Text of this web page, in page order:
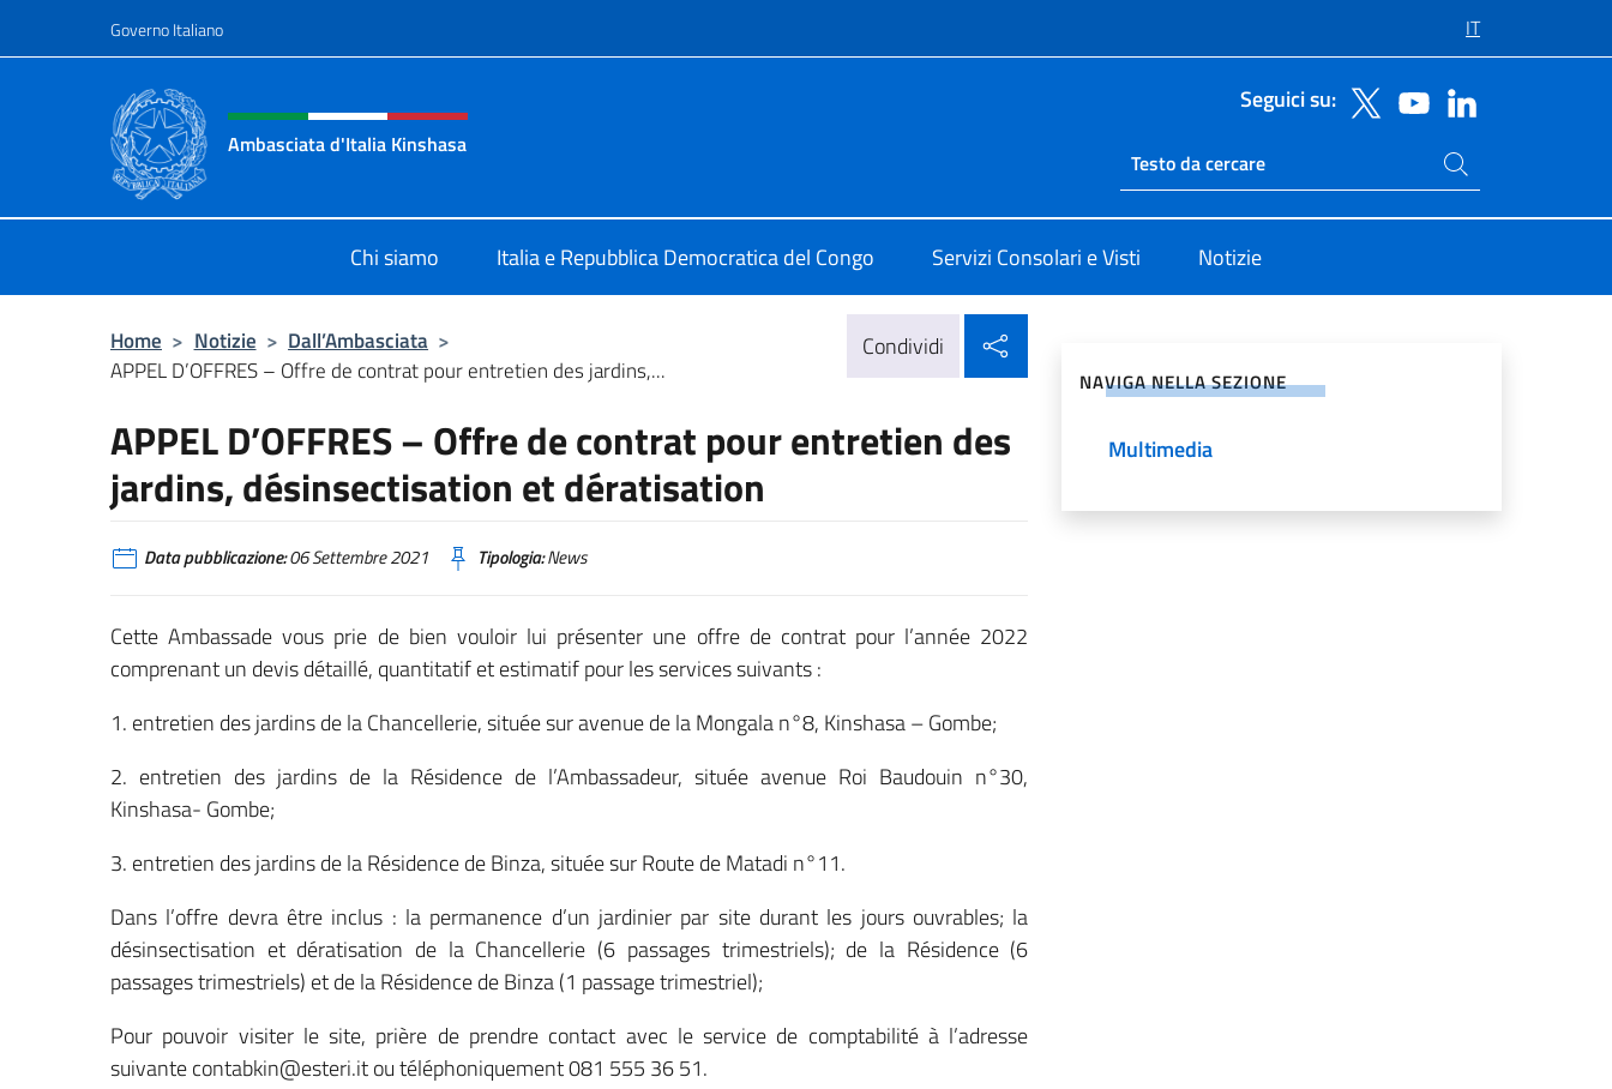
Governo Italiano IT
Intestazione sito, social e menù
Ambasciata d'Italia Kinshasa
Seguici su:
Ricerca sito live
Cerca nel sito
Chi siamo Italia e Repubblica Democratica del Congo Servizi Consolari e Visti Notizie
Home > Notizie > Dall’Ambasciata >
APPEL D’OFFRES – Offre de contrat pour entretien des jardins,...
Condividi
APPEL D’OFFRES – Offre de contrat pour entretien des
jardins, désinsectisation et dératisation
Data pubblicazione:06 Settembre 2021 Tipologia:News
Cette Ambassade vous prie de bien vouloir lui présenter une offre de contrat pour l’année 2022
comprenant un devis détaillé, quantitatif et estimatif pour les services suivants :
1. entretien des jardins de la Chancellerie, située sur avenue de la Mongala n°8, Kinshasa – Gombe;
2. entretien des jardins de la Résidence de l’Ambassadeur, située avenue Roi Baudouin n°30,
Kinshasa- Gombe;
3. entretien des jardins de la Résidence de Binza, située sur Route de Matadi n°11.
Dans l’offre devra être inclus : la permanence d’un jardinier par site durant les jours ouvrables; la
désinsectisation et dératisation de la Chancellerie (6 passages trimestriels); de la Résidence (6
passages trimestriels) et de la Résidence de Binza (1 passage trimestriel);
Pour pouvoir visiter le site, prière de prendre contact avec le service de comptabilité à l’adresse
suivante contabkin@esteri.it ou téléphoniquement 081 555 36 51.
NAVIGA NELLA SEZIONE
Multimedia